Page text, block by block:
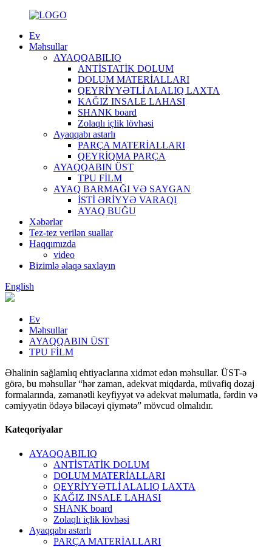
Ev
Məhsullar
AYAQQABILIQ
ANTİSTATİK DOLUM
DOLUM MATERİALLARI
QEYRİYYƏTLİ ALALIQ LAXTA
KAĞIZ INSALE LAHASI
SHANK board
Zolaqlı içlik lövhəsi
Ayaqqabı astarlı
PARÇA MATERİALLARI
QEYRİQMA PARÇA
AYAQQABIN ÜST
TPU FİLM
AYAQ BARMAĞI VƏ SAYGAN
İSTİ ƏRİYYƏ VARAQI
AYAQ BUĞU
Xəbərlər
Tez-tez verilən suallar
Haqqımızda
video
Bizimlə əlaqə saxlayın
English
Ev
Məhsullar
AYAQQABIN ÜST
TPU FİLM
Əhalinin sağlamlıq ehtiyaclarına xidmət edən məhsullar. ÜST-ə
görə, bu məhsullar “hər zaman, adekvat miqdarda, müvafiq dozaj
formalarında, zəmanətli keyfiyyət və adekvat məlumatla, fərdin və
cəmiyyətin ödəyə biləcəyi qiymətə” mövcud olmalıdır.
Kateqoriyalar
AYAQQABILIQ
ANTİSTATİK DOLUM
DOLUM MATERİALLARI
QEYRİYYƏTLİ ALALIQ LAXTA
KAĞIZ INSALE LAHASI
SHANK board
Zolaqlı içlik lövhəsi
Ayaqqabı astarlı
PARÇA MATERİALLARI